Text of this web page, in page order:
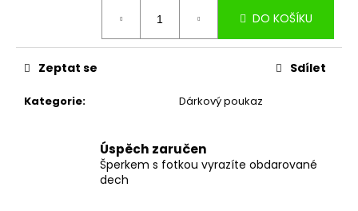
DO KOŠÍKU
Kategorie: Dárkový poukaz
Zeptat se Sdílet
Úspěch zaručen
Šperkem s fotkou vyrazíte obdarované
dech